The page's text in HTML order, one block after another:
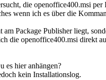
die openoffice400.msi
wenn ich es über die
am Package Publisher liegt,
die openoffice400.msi direkt
es hier anhängen?
kein Installationslog.